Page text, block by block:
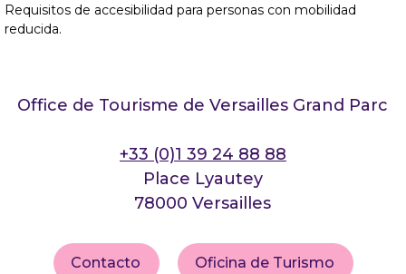
Requisitos de accesibilidad para personas con mobilidad
reducida
Office de Tourisme de Versailles Grand Parc
+33 (0)1 39 24 88 88
Place Lyautey
78000 Versailles
Contacto Oficina de Turismo